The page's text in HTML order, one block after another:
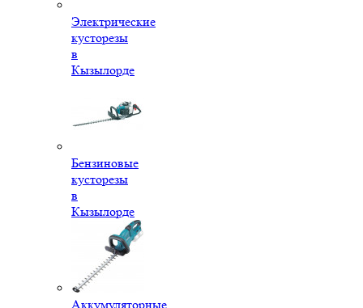
Электрические
кусторезы
в
Кызылорде
Бензиновые
кусторезы
в
Кызылорде
Аккумуляторные